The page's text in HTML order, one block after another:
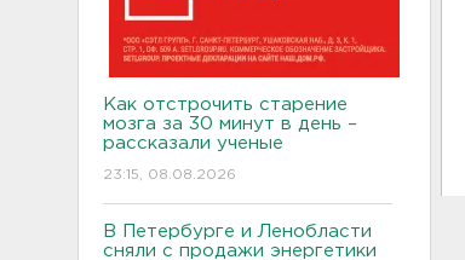
Как отстрочить старение
мозга за 30 минут в день –
рассказали ученые
23:15, 08.08.2026
В Петербурге и Ленобласти
сняли с продажи энергетики